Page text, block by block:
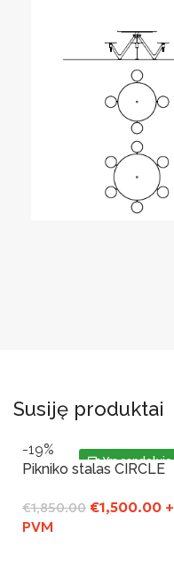
Susiję produktai
-19%
Yra sandelyje
Pikniko stalas CIRCLE
€1,850.00 €1,500.00 +
PVM